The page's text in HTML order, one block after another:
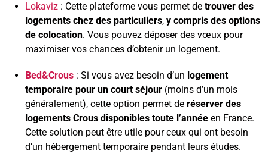
Lokaviz : Cette plateforme vous permet de trouver des
logements chez des particuliers, y compris des options
de colocation. Vous pouvez déposer des vœux pour
maximiser vos chances d’obtenir un logement.
Bed&Crous : Si vous avez besoin d’un logement
temporaire pour un court séjour (moins d’un mois
généralement), cette option permet de réserver des
logements Crous disponibles toute l’année en France.
Cette solution peut être utile pour ceux qui ont besoin
d’un hébergement temporaire pendant leurs études.